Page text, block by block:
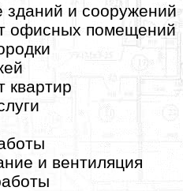
зданий и сооружений
офисных помещений
квартир
и вентиляция